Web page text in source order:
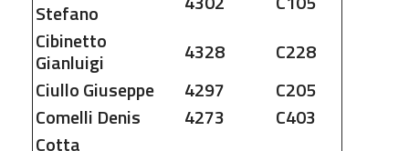
Stefano
Cibinetto
Gianluigi 4328
C228
CiulloGiuseppe 4297
C205
Comelli Denis 4273
C403
Cotta